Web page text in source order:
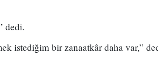
dedi.
istediğim bir zanaatkâr daha var,”